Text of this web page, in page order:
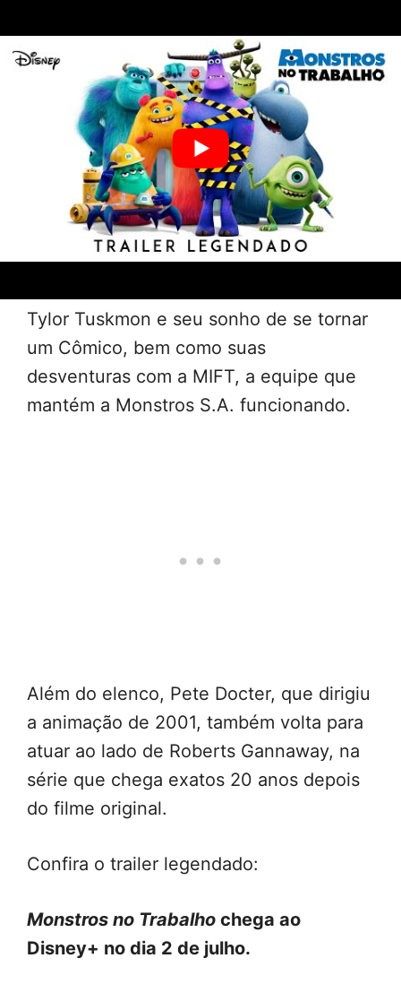
Treinados (MIFT), onde ele deve
trabalhar ao lado de um bando de
mecânicos desajustados, incluindo uma
velha amiga da Universidade Monstros.
Essa mudança destrói o sonho de Tylor,
mas ele se propõe um novo objetivo:
descobrir como ser engraçado e se
tornar um Cômico.
Tylor Tuskmon e seu sonho de se tornar
um Cômico, bem como suas
desventuras com a MIFT, a equipe que
mantém a Monstros S.A. funcionando.
Além do elenco, Pete Docter, que dirigiu
a animação de 2001, também volta para
atuar ao lado de Roberts Gannaway, na
série que chega exatos 20 anos depois
do filme original.
Confira o trailer legendado:
Monstros no Trabalho chega ao
Disney+ no dia 2 de julho.